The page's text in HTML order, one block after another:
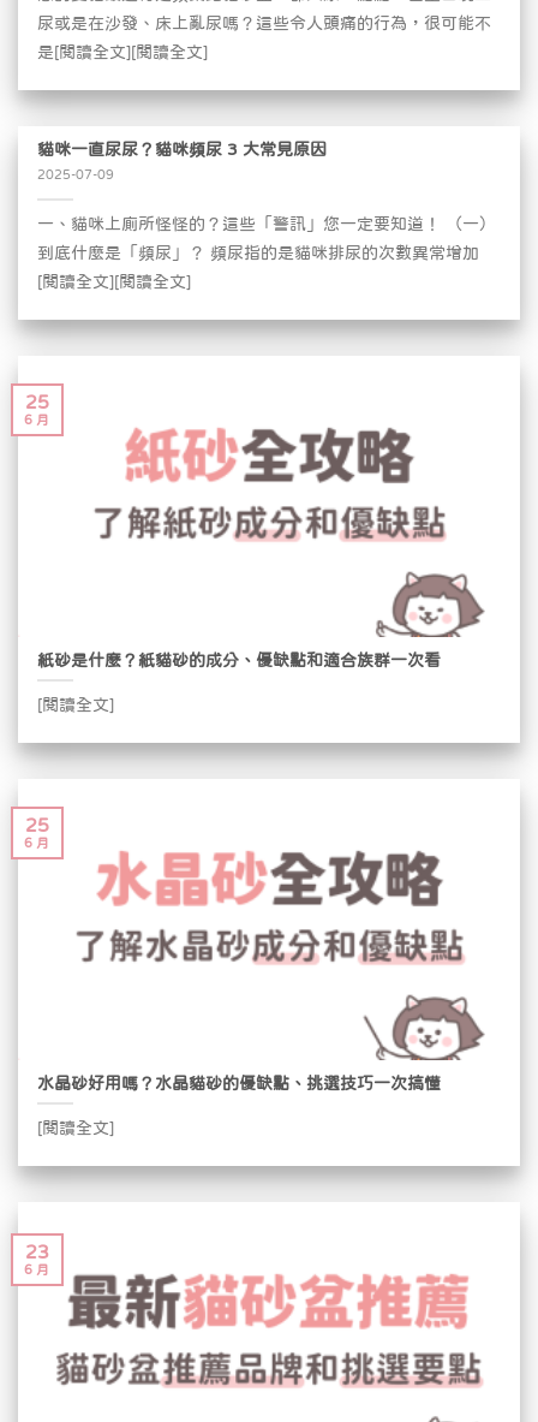
尿或是在沙發、床上亂尿嗎？這些令人頭痛的行為，很可能不
是[閱讀全文][閱讀全文]
貓咪一直尿尿？貓咪頻尿 3 大常見原因
2025-07-09
一、貓咪上廁所怪怪的？這些「警訊」您一定要知道！ （一）
到底什麼是「頻尿」？ 頻尿指的是貓咪排尿的次數異常增加
[閱讀全文][閱讀全文]
紙砂是什麼？紙貓砂的成分、優缺點和適合族群一次看
[閱讀全文]
25
6 月
水晶砂好用嗎？水晶貓砂的優缺點、挑選技巧一次搞懂
[閱讀全文]
25
6 月
23
6 月